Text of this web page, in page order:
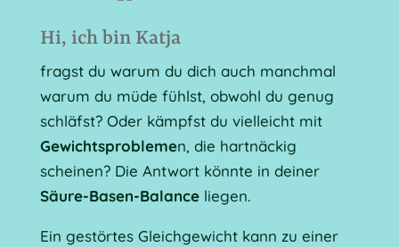
Hi, ich bin Katja
fragst du warum du dich auch manchmal
warum du müde fühlst, obwohl du genug
schläfst? Oder kämpfst du vielleicht mit
Gewichtsproblemen, die hartnäckig
scheinen? Die Antwort könnte in deiner
Säure-Basen-Balanceliegen.
Ein gestörtes Gleichgewicht kann zu einer